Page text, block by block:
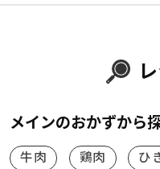
メインのおかずから
牛肉 鶏肉 ひ